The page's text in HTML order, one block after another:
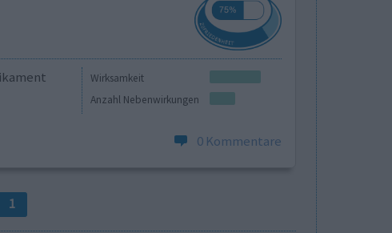
Wirksamkeit
Anzahl Nebenwirkungen
0 Kommentare
1